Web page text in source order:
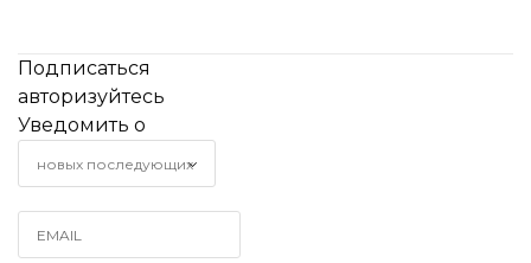
Подписаться
авторизуйтесь
Уведомить о